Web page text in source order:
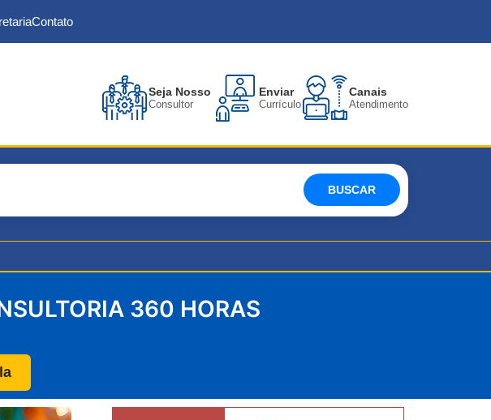
Contato
Seja Nosso
Consultor
Enviar
Currículo
Canais
Atendimento
BUSCAR
360 HORAS